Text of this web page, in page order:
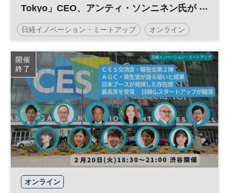
Tokyo」CEO、アンティ・ソンニネン氏が
語る 日経イノベーション・ミートアップ
日経イノベーション・ミートアップ オンライン
フィンランド イノベーション テクノロジー
スタートアップ グローバル 平日夜開催
開催
終了
オンライン